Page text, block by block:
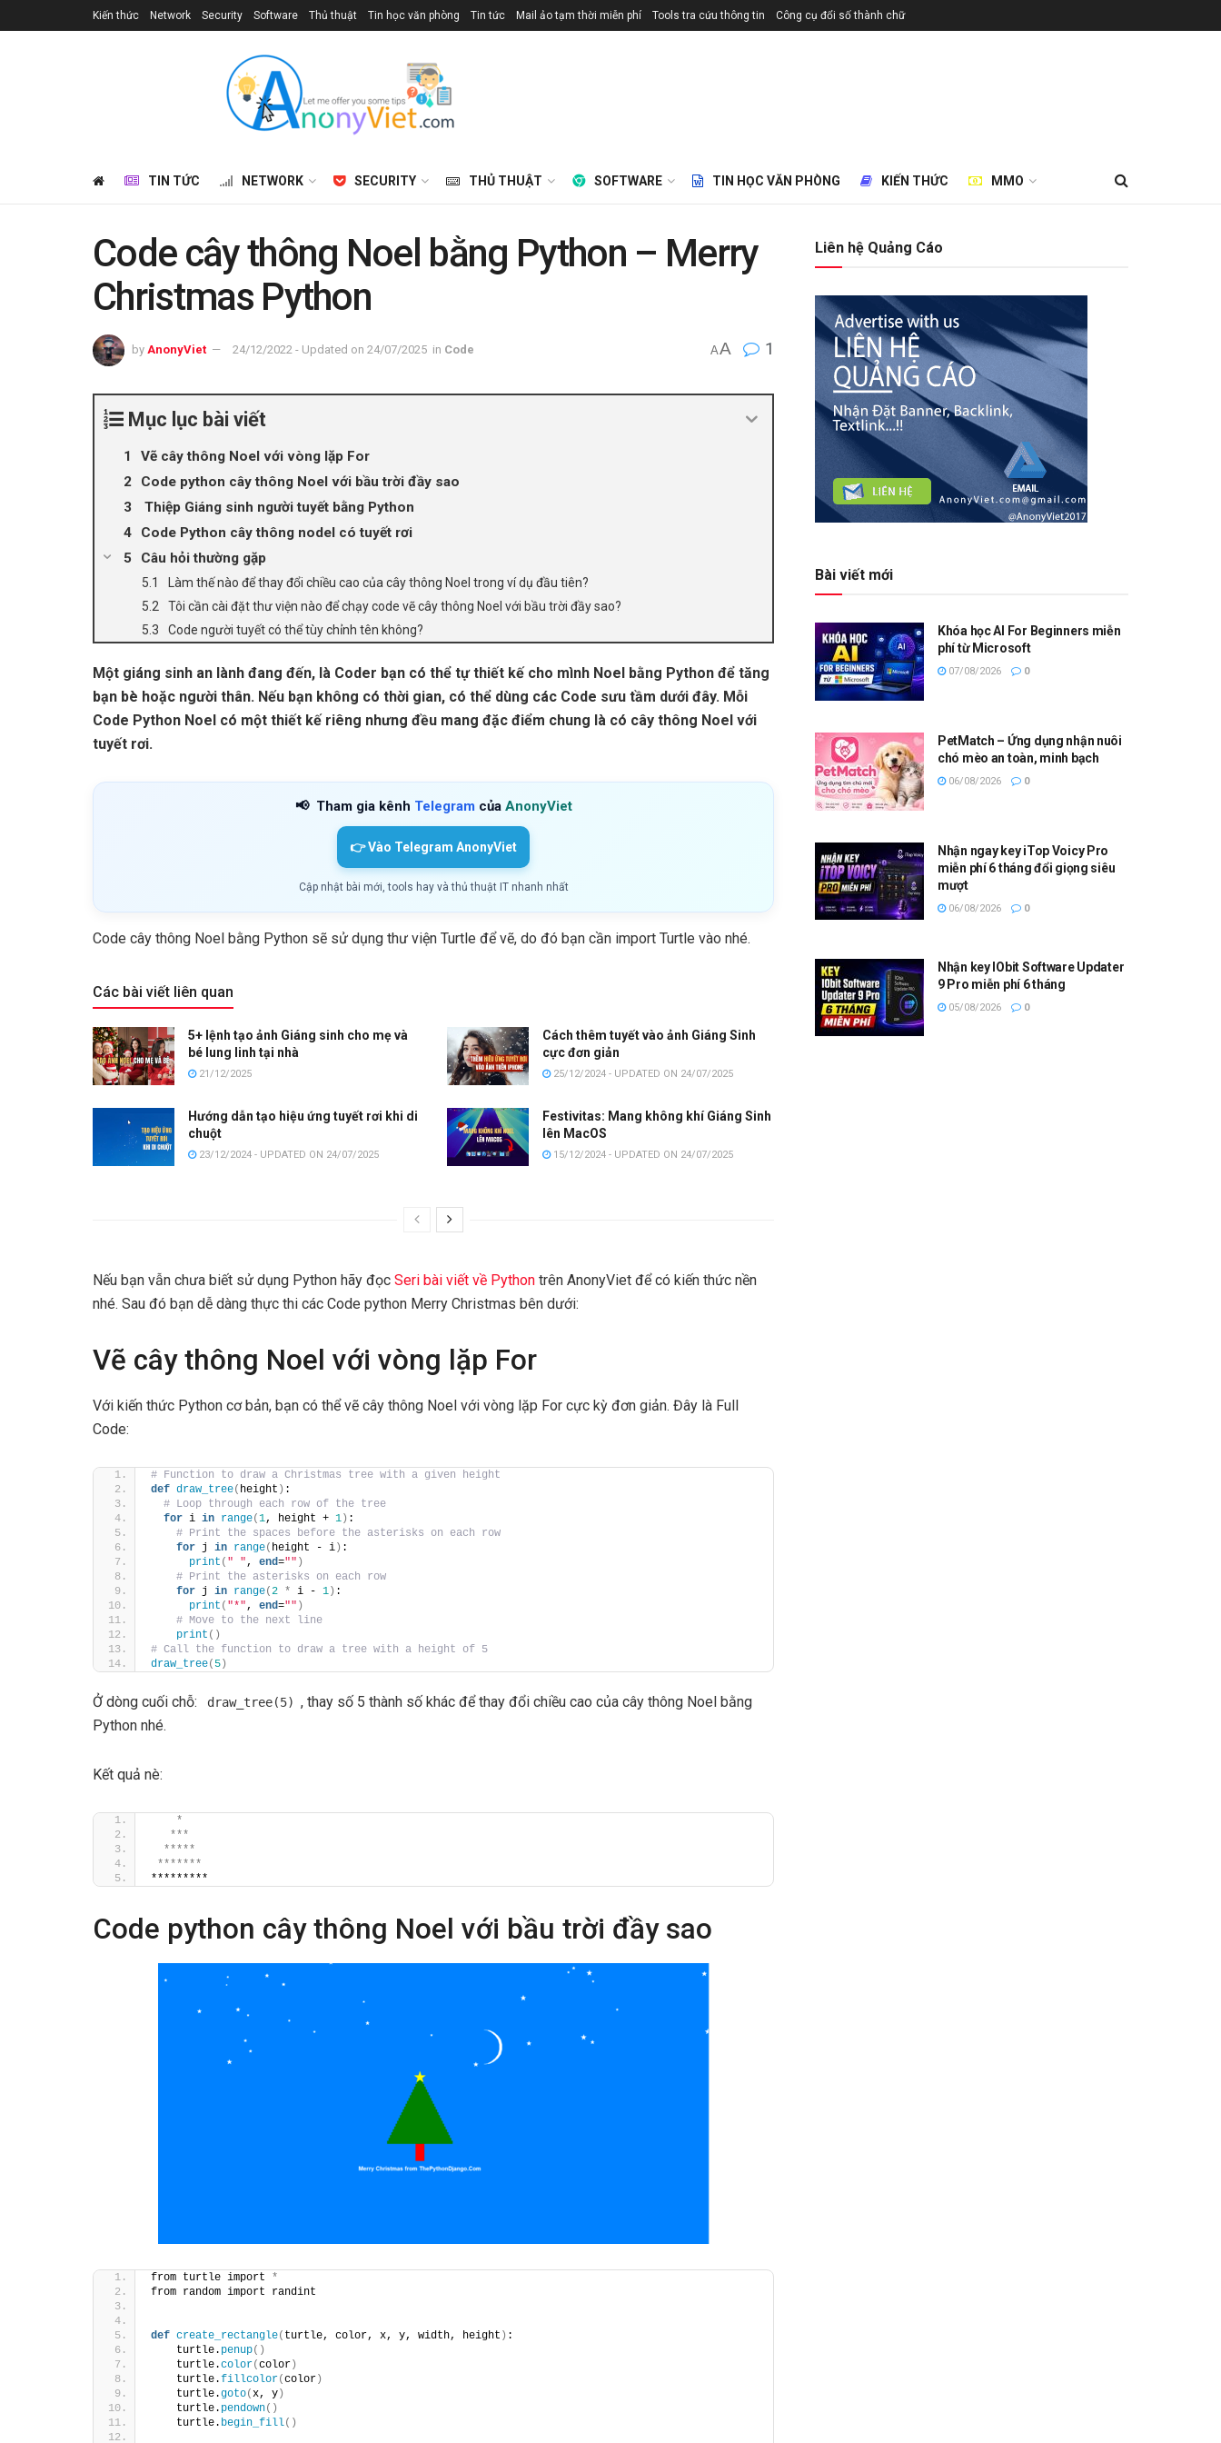
Kiến thức Network Security Software Thủ thuật Tin học văn phòng Tin tức Mail ảo tạm thời miễn phí Tools tra cứu thông tin Công cụ đổi số thành chữ
TIN TỨC NETWORK SECURITY THỦ THUẬT SOFTWARE TIN HỌC VĂN PHÒNG KIẾN THỨC MMO
Code cây thông Noel bằng Python – Merry
Christmas Python
by AnonyViet 24/12/2022 - Updated on 24/07/2025 in Code AA 1
Mục lục bài viết
Vẽ cây thông Noel với vòng lặp For
Code python cây thông Noel với bầu trời đầy sao
Thiệp Giáng sinh người tuyết bằng Python
Code Python cây thông nodel có tuyết rơi
Câu hỏi thường gặp
Làm thế nào để thay đổi chiều cao của cây thông Noel trong ví dụ đầu tiên?
Tôi cần cài đặt thư viện nào để chạy code vẽ cây thông Noel với bầu trời đầy sao?
Code người tuyết có thể tùy chỉnh tên không?
Một giáng sinh an lành đang đến, là Coder bạn có thể tự thiết kế cho mình Noel bằng Python để tăng
bạn bè hoặc người thân. Nếu bạn không có thời gian, có thể dùng các Code sưu tầm dưới đây. Mỗi
Code Python Noel có một thiết kế riêng nhưng đều mang đặc điểm chung là có cây thông Noel với
tuyết rơi.
📢 Tham gia kênh Telegram của AnonyViet
👉 Vào Telegram AnonyViet
Cập nhật bài mới, tools hay và thủ thuật IT nhanh nhất
Code cây thông Noel bằng Python sẽ sử dụng thư viện Turtle để vẽ, do đó bạn cần import Turtle vào nhé.
Các bài viết liên quan
5+ lệnh tạo ảnh Giáng sinh cho mẹ và
bé lung linh tại nhà
21/12/2025
Cách thêm tuyết vào ảnh Giáng Sinh
cực đơn giản
25/12/2024 - UPDATED ON 24/07/2025
Hướng dẫn tạo hiệu ứng tuyết rơi khi di
chuột
23/12/2024 - UPDATED ON 24/07/2025
Festivitas: Mang không khí Giáng Sinh
lên MacOS
15/12/2024 - UPDATED ON 24/07/2025
Nếu bạn vẫn chưa biết sử dụng Python hãy đọc Seri bài viết về Python trên AnonyViet để có kiến thức nền
nhé. Sau đó bạn dễ dàng thực thi các Code python Merry Christmas bên dưới:
Vẽ cây thông Noel với vòng lặp For
Với kiến thức Python cơ bản, bạn có thể vẽ cây thông Noel với vòng lặp For cực kỳ đơn giản. Đây là Full
Code:
# Function to draw a Christmas tree with a given height
def draw_tree( height ) :
# Loop through each row of the tree
for i in range(1, height + 1 ) :
# Print the spaces before the asterisks on each row
for j in range( height - i ) :
print ( " ", end="" )
# Print the asterisks on each row
for j in range(2 * i - 1 ) :
print ( "*", end="" )
# Move to the next line
print ()
# Call the function to draw a tree with a height of 5
draw_tree( 5 )
Ở dòng cuối chỗ: draw_tree(5) , thay số 5 thành số khác để thay đổi chiều cao của cây thông Noel bằng
Python nhé.
Kết quả nè:
*
***
*****
*******
*********
Code python cây thông Noel với bầu trời đầy sao
from turtle import *
from random import randint
def create_rectangle( turtle, color, x, y, width, height ) :
    turtle.
penup()
    turtle.
color(color)
    turtle.
fillcolor(color)
    turtle.
goto(x, y)
    turtle.
pendown()
    turtle.
begin_fill()
Liên hệ Quảng Cáo
Bài viết mới
Khóa học AI For Beginners miễn
phí từ Microsoft
07/08/2026 0
PetMatch – Ứng dụng nhận nuôi
chó mèo an toàn, minh bạch
06/08/2026 0
Nhận ngay key iTop Voicy Pro
miễn phí 6 tháng đổi giọng siêu
mượt
06/08/2026 0
Nhận key IObit Software Updater
9 Pro miễn phí 6 tháng
05/08/2026 0